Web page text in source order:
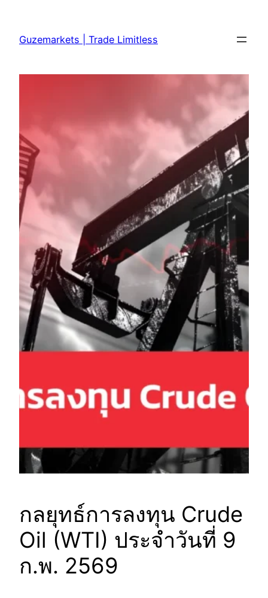
content
Guzemarkets | Trade Limitless
กลยุทธ์การลงทุน Crude
Oil (WTI) ประจำวันที่ 9
ก.พ. 2569